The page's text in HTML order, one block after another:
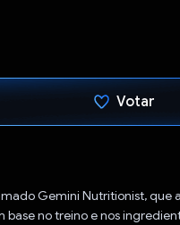
Votar
Gemini Nutritionist, que
base no treino e nos